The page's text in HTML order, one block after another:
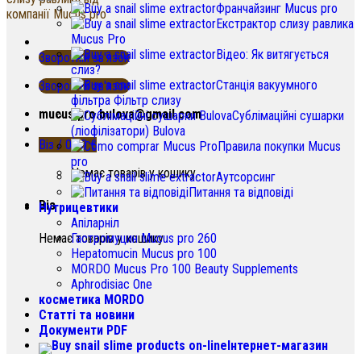
Зворотній зв'язок
Зворотній зв'язок
mucus.pro.bulova@gmail.com
Віз / 0.00€
Немає товарів у кошику.
Віз
Немає товарів у кошику.
Франчайзинг Mucus pro
Екстрактор слизу равлика
Mucus Pro
Відео: Як витягується
слиз?
Станція вакуумного
фільтра Фільтр слизу
Сублімаційні сушарки
(ліофілізатори) Bulova
Правила покупки Mucus
pro
Аутсорсинг
Питання та відповіді
Нутрицевтики
Апіларніл
Гастромуцин Mucus pro 260
Hepatomucin Mucus pro 100
MORDO Mucus Pro 100 Beauty Supplements
Aphrodisiac One
косметика MORDO
Статті та новини
Документи PDF
Інтернет-магазин